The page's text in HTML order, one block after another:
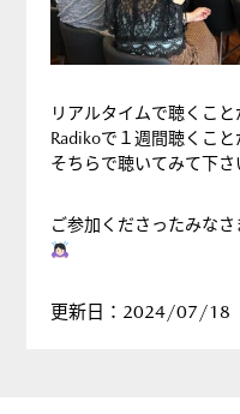
リアルタイムで聴くこ
Radikoで１週間聴くこ
そちらで聴いてみて下さ
ご参加くださったみな
更新日：2024/07/18